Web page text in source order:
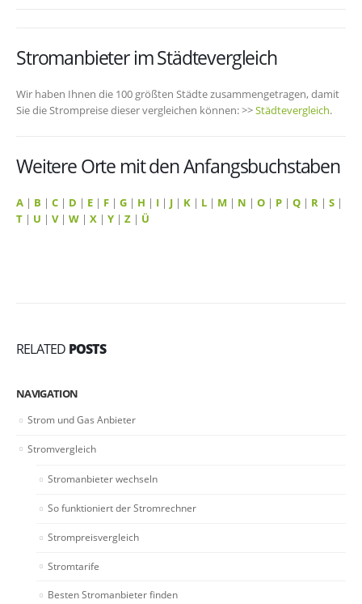
Stromanbieter im Städtevergleich
Wir haben Ihnen die 100 größten Städte zusammengetragen, damit
Sie die Strompreise dieser vergleichen können: >>Städtevergleich.
Weitere Orte mit den Anfangsbuchstaben
A | B | C | D | E | F | G | H | I | J | K | L | M | N | O | P | Q | R | S |
T | U | V| W | X | Y | Z | Ü
RELATED POSTS
NAVIGATION
Strom und Gas Anbieter
Stromvergleich
Stromanbieter wechseln
So funktioniert der Stromrechner
Strompreisvergleich
Stromtarife
Besten Stromanbieter finden